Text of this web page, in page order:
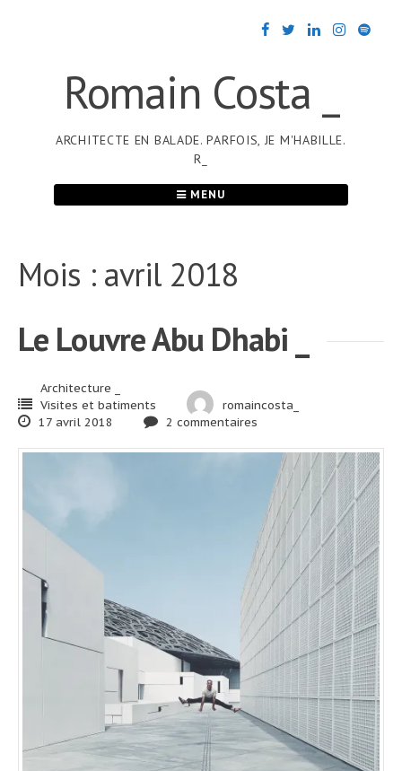
Romain Costa _
ARCHITECTE EN BALADE. PARFOIS, JE M'HABILLE.
R_
MENU
Mois : avril 2018
Le Louvre Abu Dhabi _
Architecture _
Visites et batiments
romaincosta_
17 avril 2018
2 commentaires